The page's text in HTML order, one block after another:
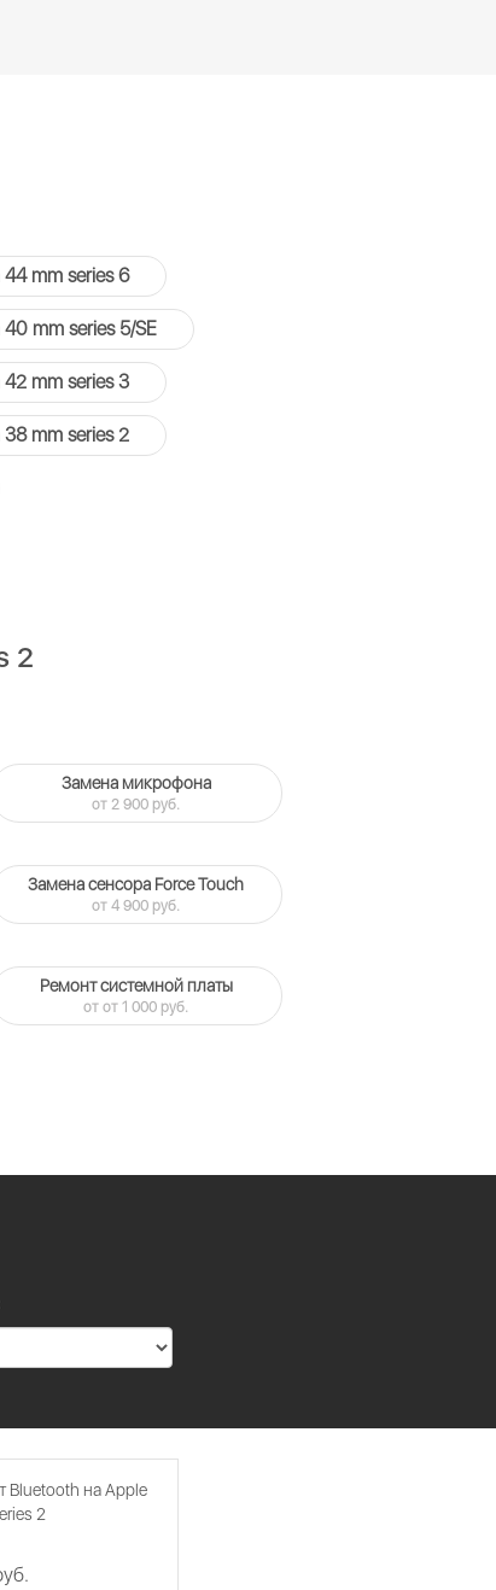
mm series 6
mm series 5/SE
mm series 3
mm series 2
2
Замена микрофона
от 2 900 руб.
Замена сенсора Force Touch
от 4 900 руб.
Ремонт системной платы
от от 1 000 руб.
Bluetooth на Apple
2